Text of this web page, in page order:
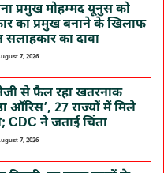
प्रमुख मोहम्मद यूनुस को
का प्रमुख बनाने के खिलाफ
सलाहकार का दावा
7, 2026
से फैल रहा खतरनाक
ऑरिस’, 27 राज्यों में मिले
CDC ने जताई चिंता
7, 2026